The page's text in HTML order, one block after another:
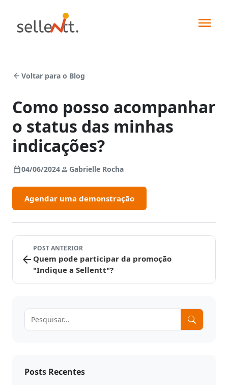
Soluções
de
vendas
Política
Comercial
de
Preço
line
Indústrias
integrados
Métodos
Outras
Seja um
Sellentt+
Blog
Indique
e
arrow_back Voltar para o Blog
Como posso acompanhar
o status das minhas
indicações?
calendar_today04/06/2024person Gabrielle Rocha
Agendar uma demonstração
arrow_back
POST ANTERIOR
Quem pode participar da promoção
"Indique a Sellentt"?
Posts Recentes